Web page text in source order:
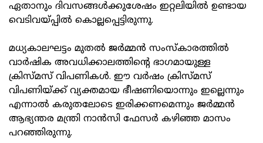
ഏതാനും ദിവസങ്ങള്‍ക്കുശേഷം ഇറ്റലിയില്‍ ഉണ്ടായ
വെടിവയ്പ്പില്‍ കൊല്ലപ്പെട്ടിരുന്നു.
മധ്യകാലഘട്ടം മുതല്‍ ജര്‍മ്മന്‍ സംസ്‌കാരത്തില്‍
വാര്‍ഷിക അവധിക്കാലത്തിന്റെ ഭാഗമായുള്ള
ക്രിസ്മസ് വിപണികള്‍. ഈ വര്‍ഷം ക്രിസ്മസ്
വിപണിയ്ക്ക് വ്യക്തമായ ഭീഷണിയൊന്നും ഇല്ലെന്നും
എന്നാല്‍ കരുതലോടെ ഇരിക്കണമെന്നും ജര്‍മ്മന്‍
ആഭ്യന്തര മന്ത്രി നാന്‍സി ഫേസര്‍ കഴിഞ്ഞ മാസം
പറഞ്ഞിരുന്നു.